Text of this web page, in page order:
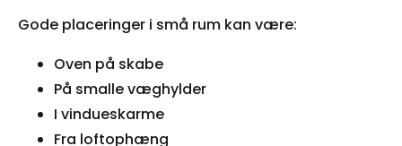
Gode placeringer i små rum kan være:
Oven på skabe
På smalle væghylder
I vindueskarme
Fra loftophæng